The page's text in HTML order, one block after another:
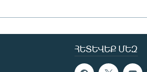
ՀԵՏԵՎԵՔ ՄԵԶ